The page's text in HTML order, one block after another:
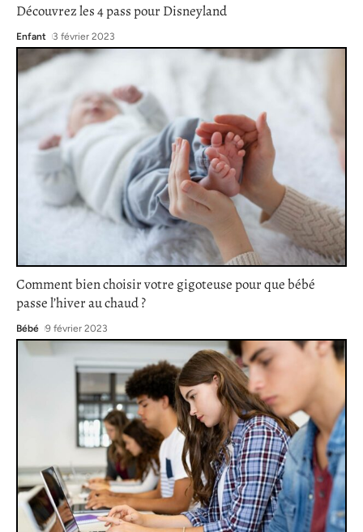
Découvrez les 4 pass pour Disneyland
Enfant 3 février 2023
Comment bien choisir votre gigoteuse pour que bébé
passe l’hiver au chaud ?
Bébé 9 février 2023